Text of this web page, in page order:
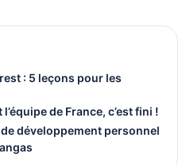
: 5 leçons pour les
de France, c’est fini !
développement personnel